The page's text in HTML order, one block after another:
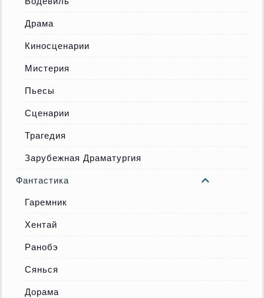
Драма
Киносценарии
Мистерия
Пьесы
Сценарии
Трагедия
Зарубежная Драматургия
Фантастика
Гаремник
Хентай
Ранобэ
Сянься
Дорама